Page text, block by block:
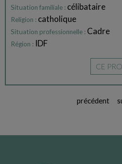
Situation familiale : célibataire
Religion : catholique
Situation professionnelle : Cadre
Région : IDF
CE
précédent